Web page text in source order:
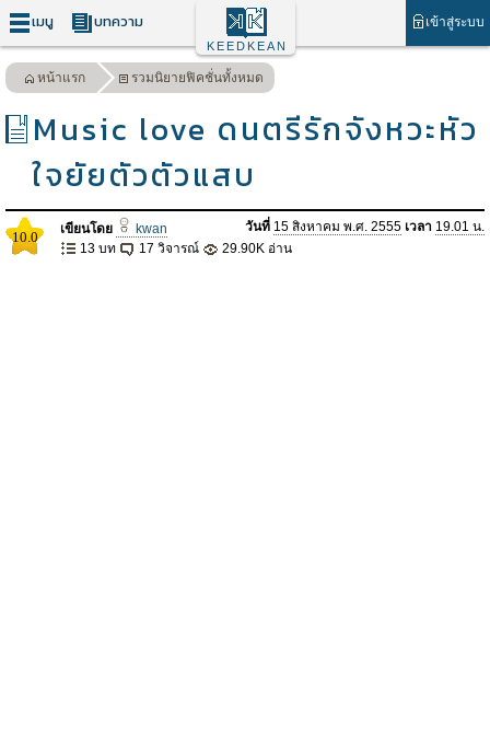
เมนู บทความ เข้าสู่ระบบ
KEEDKEAN
หน้าแรก รวมนิยายฟิคชั่นทั้งหมด
Music love ดนตรีรักจังหวะหัว
ใจยัยตัวตัวแสบ
10.0 เขียนโดย kwan วันที่ 15 สิงหาคม พ.ศ. 2555 เวลา 19.01 น.
13 บท
17 วิจารณ์ 29.90K อ่าน